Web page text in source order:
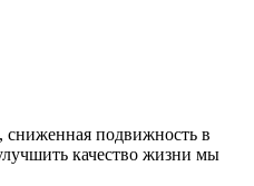
сниженная подвижность в
качество жизни мы